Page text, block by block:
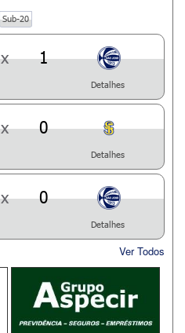
Sub-20
x 1
Detalhes
x 0
Detalhes
x 0
Detalhes
Ver Todos